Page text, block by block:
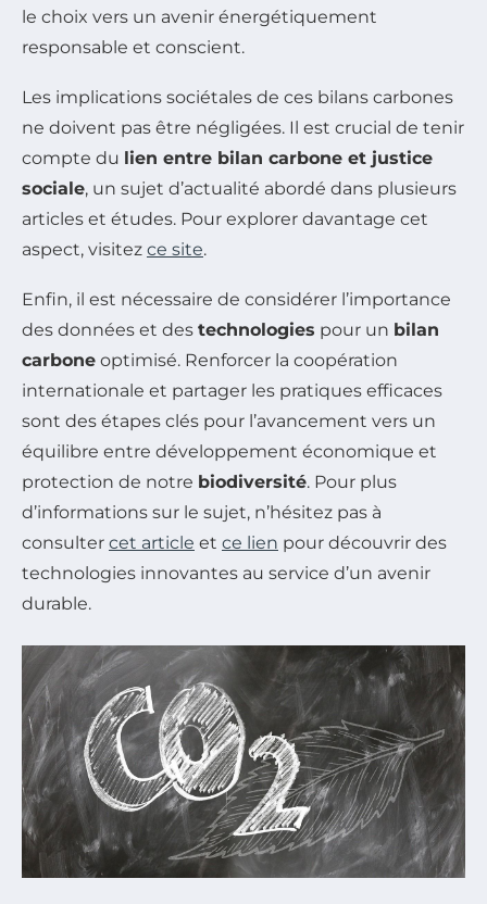
le choix vers un avenir énergétiquement
responsable et conscient.
Les implications sociétales de ces bilans carbones
ne doivent pas être négligées. Il est crucial de tenir
compte du lien entre bilan carbone et justice
sociale, un sujet d’actualité abordé dans plusieurs
articles et études. Pour explorer davantage cet
aspect, visitez ce site.
Enfin, il est nécessaire de considérer l’importance
des données et des technologies pour un bilan
carbone optimisé. Renforcer la coopération
internationale et partager les pratiques efficaces
sont des étapes clés pour l’avancement vers un
équilibre entre développement économique et
protection de notre biodiversité. Pour plus
d’informations sur le sujet, n’hésitez pas à
consulter cet article et ce lien pour découvrir des
technologies innovantes au service d’un avenir
durable.